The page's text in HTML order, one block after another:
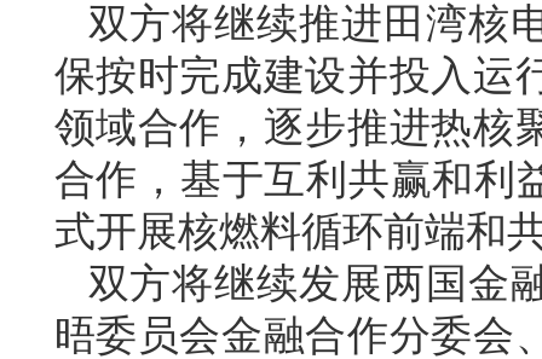
双方将继续推进田湾核
保按时完成建设并投入运
领域合作，逐步推进热核
合作，基于互利共赢和利
式开展核燃料循环前端和
双方将继续发展两国金
晤委员会金融合作分委会